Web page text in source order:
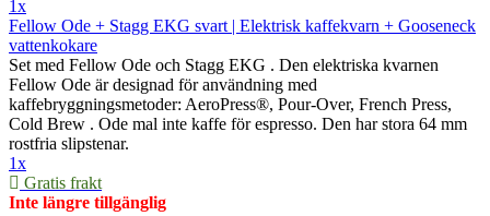
1x
Fellow Ode + Stagg EKG svart | Elektrisk kaffekvarn + Gooseneck
vattenkokare
Set med Fellow Ode och Stagg EKG . Den elektriska kvarnen
Fellow Ode är designad för användning med
kaffebryggningsmetoder: AeroPress®, Pour-Over, French Press,
Cold Brew . Ode mal inte kaffe för espresso. Den har stora 64 mm
rostfria slipstenar.
1x
Gratis frakt
Inte längre tillgänglig